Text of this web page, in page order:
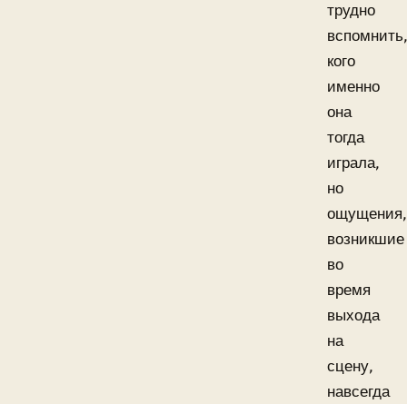
трудно
вспомнить,
кого
именно
она
тогда
играла,
но
ощущения,
возникшие
во
время
выхода
на
сцену,
навсегда